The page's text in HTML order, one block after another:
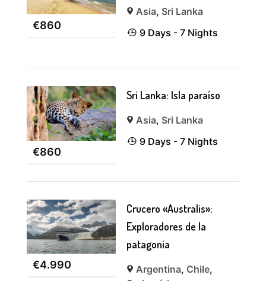
€860
Asia, Sri Lanka
9 Days - 7 Nights
€860
Sri Lanka: Isla paraíso
Asia, Sri Lanka
9 Days - 7 Nights
€4.990
Crucero «Australis»:
Exploradores de la
patagonia
Argentina, Chile,